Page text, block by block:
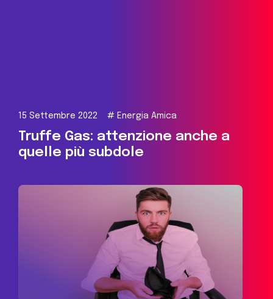
15 Settembre 2022 # Energia Amica
Truffe Gas: attenzione anche a
quelle più subdole